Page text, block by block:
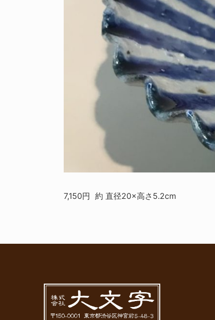
7,150円 約 直径20×高さ5.2cm